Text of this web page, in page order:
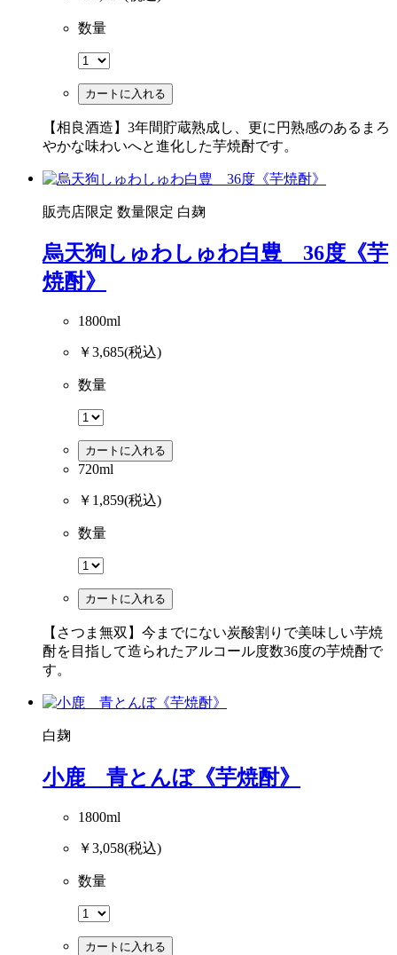
数量
カートに入れる
【相良酒造】3年間貯蔵熟成し、更に円熟感のあるまろ
やかな味わいへと進化した芋焼酎です。
販売店限定 数量限定 白麹
烏天狗しゅわしゅわ白豊 36度《芋
焼酎》
1800ml
￥3,685(税込)
数量
カートに入れる
720ml
￥1,859(税込)
数量
カートに入れる
【さつま無双】今までにない炭酸割りで美味しい芋焼
酎を目指して造られたアルコール度数36度の芋焼酎で
す。
白麹
小鹿 青とんぼ《芋焼酎》
1800ml
￥3,058(税込)
数量
カートに入れる